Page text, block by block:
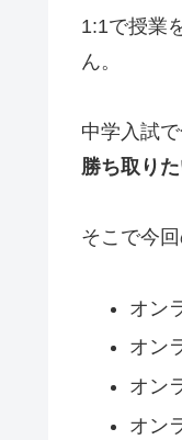
1:1で授業
ん。
中学入試
勝ち取りた
そこで今
オン
オン
オン
オン